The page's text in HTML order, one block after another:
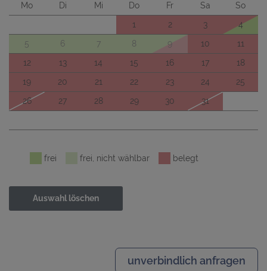
Mo Di Mi Do Fr Sa
So
1
2 3
4
5
6 7 8 9 10
11
12
13 14 15 16 17
18
19
20 21 22 23 24
25
26
27 28 29 30 31
frei frei, nicht wählbar belegt
Auswahl löschen
unverbindlich anfragen